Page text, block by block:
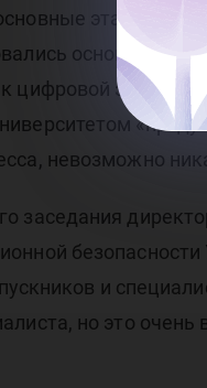
этапы
основные
цифровой
невозможно
заседания
и
но это